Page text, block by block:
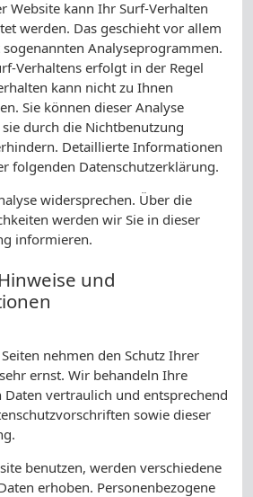
Website kann Ihr Surf-Verhalten
werden. Das geschieht vor allem
Analyseprogrammen.
Verhaltens erfolgt in der Regel
kann nicht zu Ihnen
Sie können dieser Analyse
durch die Nichtbenutzung
Detaillierte Informationen
folgenden Datenschutzerklärung.
widersprechen. Über die
werden wir Sie in dieser
informieren.
und
nehmen den Schutz Ihrer
ernst. Wir behandeln Ihre
Daten vertraulich und entsprechend
sowie dieser
benutzen, werden verschiedene
erhoben. Personenbezogene